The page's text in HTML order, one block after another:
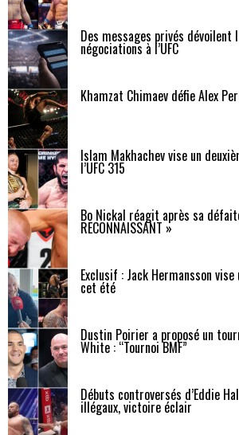
Des messages privés dévoilent
négociations à l’UFC
Khamzat Chimaev défie Alex
Islam Makhachev vise un
l’UFC 315
Bo Nickal réagit après sa
RECONNAISSANT »
Exclusif : Jack Hermansson vise
cet été
Dustin Poirier a proposé un
White : “Tournoi BMF”
Débuts controversés d’Eddie
illégaux, victoire éclair